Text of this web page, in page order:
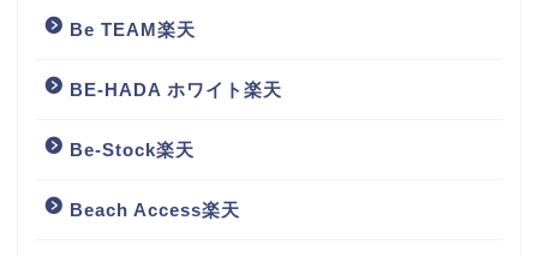
Be TEAM楽天
BE-HADA ホワイト楽天
Be-Stock楽天
Beach Access楽天